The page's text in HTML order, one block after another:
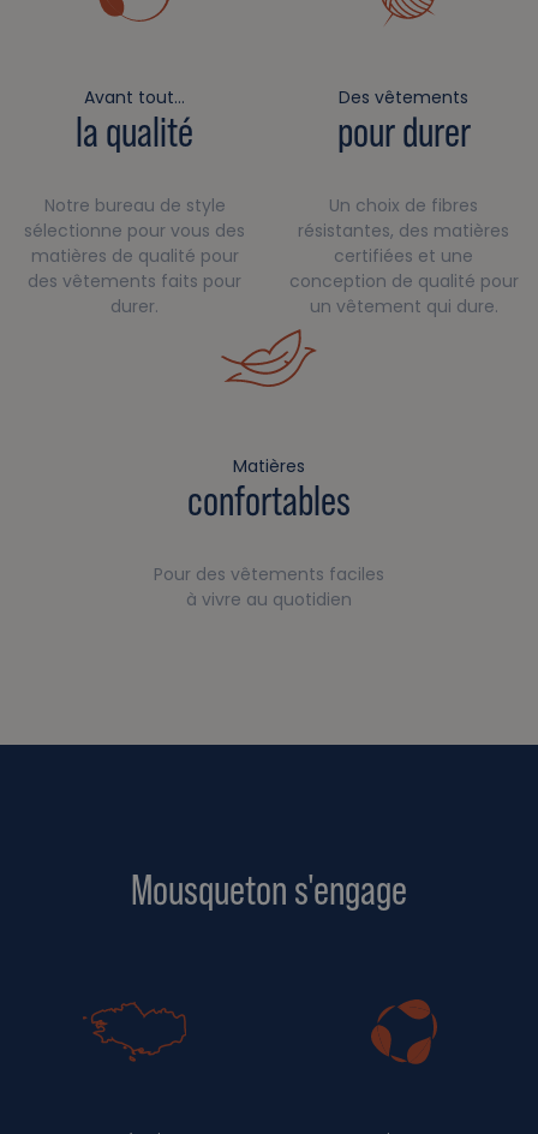
Avant tout…
la qualité
Notre bureau de style
sélectionne pour vous des
matières de qualité pour
des vêtements faits pour
durer.
Des vêtements
pour durer
Un choix de fibres
résistantes, des matières
certifiées et une
conception de qualité pour
un vêtement qui dure.
Matières
confortables
Pour des vêtements faciles
à vivre au quotidien
Mousqueton s'engage